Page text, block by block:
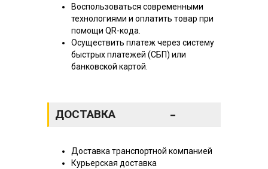
Воспользоваться современными
технологиями и оплатить товар при
помощи QR-кода.
Осуществить платеж через систему
быстрых платежей (СБП) или
банковской картой.
ДОСТАВКА -
Доставка транспортной компанией
Курьерская доставка